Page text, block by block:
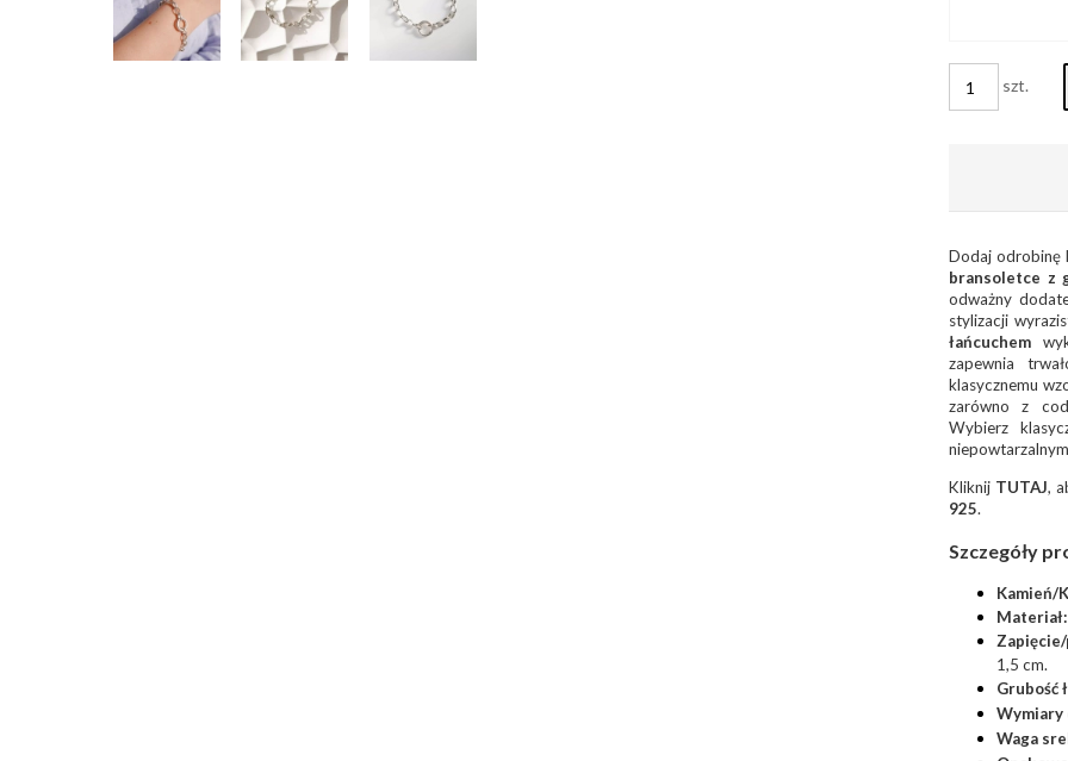
szt.
Dodaj odrobinę
bransoletce z
odważny
stylizacji
łańcuchem
zapewnia
klasycznemu
zarówno z
Wybierz
Kliknij TUTAJ,
925.
Szczegóły
Kamień/
Materiał:
1,5 cm.
Grubość
Wymiary
Waga